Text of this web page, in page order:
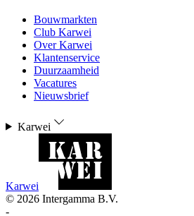
Bouwmarkten
Club Karwei
Over Karwei
Klantenservice
Duurzaamheid
Vacatures
Nieuwsbrief
Karwei
Karwei
© 2026 Intergamma B.V.
-